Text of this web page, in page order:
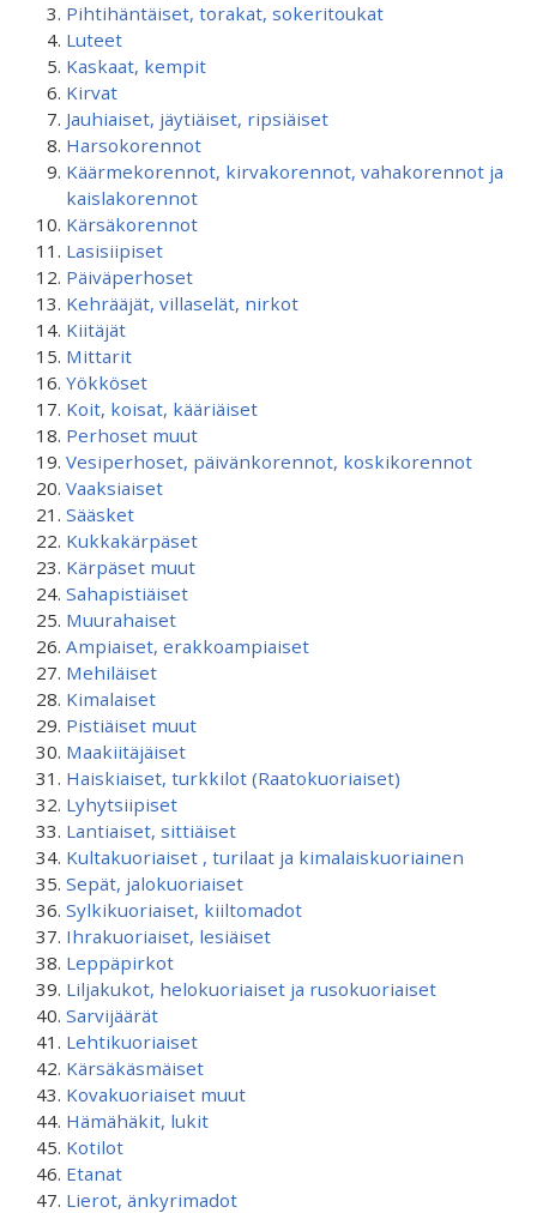
Pihtihäntäiset, torakat, sokeritoukat
Luteet
Kaskaat, kempit
Kirvat
Jauhiaiset, jäytiäiset, ripsiäiset
Harsokorennot
Käärmekorennot, kirvakorennot, vahakorennot ja
kaislakorennot
Kärsäkorennot
Lasisiipiset
Päiväperhoset
Kehrääjät, villaselät, nirkot
Kiitäjät
Mittarit
Yökköset
Koit, koisat, kääriäiset
Perhoset muut
Vesiperhoset, päivänkorennot, koskikorennot
Vaaksiaiset
Sääsket
Kukkakärpäset
Kärpäset muut
Sahapistiäiset
Muurahaiset
Ampiaiset, erakkoampiaiset
Mehiläiset
Kimalaiset
Pistiäiset muut
Maakiitäjäiset
Haiskiaiset, turkkilot (Raatokuoriaiset)
Lyhytsiipiset
Lantiaiset, sittiäiset
Kultakuoriaiset , turilaat ja kimalaiskuoriainen
Sepät, jalokuoriaiset
Sylkikuoriaiset, kiiltomadot
Ihrakuoriaiset, lesiäiset
Leppäpirkot
Liljakukot, helokuoriaiset ja rusokuoriaiset
Sarvijäärät
Lehtikuoriaiset
Kärsäkäsmäiset
Kovakuoriaiset muut
Hämähäkit, lukit
Kotilot
Etanat
Lierot, änkyrimadot